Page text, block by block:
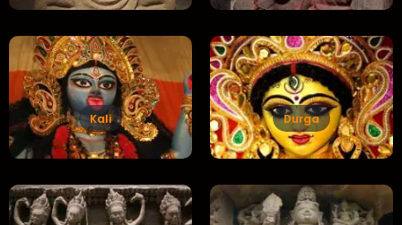
Kali Durga